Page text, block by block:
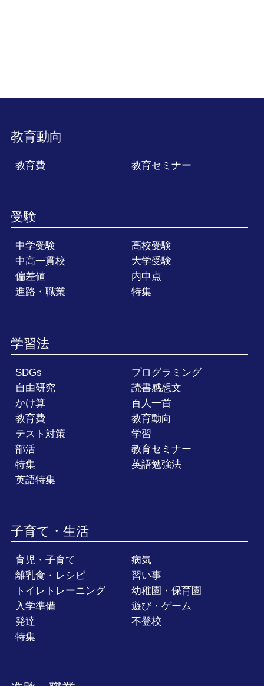
教育動向
教育費 教育セミナー
受験
中学受験
高校受験
中高一貫校
大学受験
偏差値
内申点
進路・職業
特集
学習法
SDGs
プログラミング
自由研究
読書感想文
かけ算
百人一首
教育費
教育動向
テスト対策
学習
部活
教育セミナー
特集
英語勉強法
英語特集
子育て・生活
育児・子育て
病気
離乳食・レシピ
習い事
トイレトレーニング
幼稚園・保育園
入学準備
遊び・ゲーム
発達
不登校
特集